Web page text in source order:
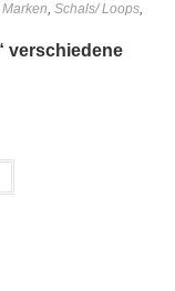
Marken, Schals/ Loops,
verschiedene